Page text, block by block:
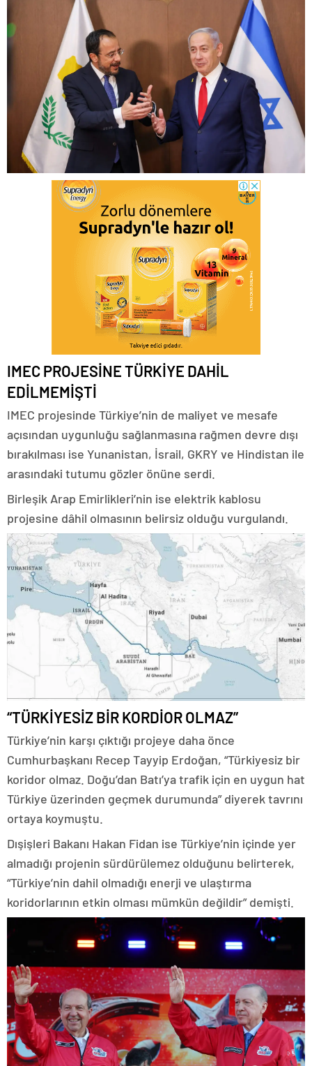
IMEC PROJESİNE TÜRKİYE DAHİL
EDİLMEMİŞTİ
IMEC projesinde Türkiye’nin de maliyet ve mesafe
açısından uygunluğu sağlanmasına rağmen devre dışı
bırakılması ise Yunanistan, İsrail, GKRY ve Hindistan ile
arasındaki tutumu gözler önüne serdi.
Birleşik Arap Emirlikleri’nin ise elektrik kablosu
projesine dâhil olmasının belirsiz olduğu vurgulandı.
“TÜRKİYESİZ BİR KORDİOR OLMAZ”
Türkiye’nin karşı çıktığı projeye daha önce
Cumhurbaşkanı Recep Tayyip Erdoğan, “Türkiyesiz bir
koridor olmaz. Doğu’dan Batı’ya trafik için en uygun hat
Türkiye üzerinden geçmek durumunda” diyerek tavrını
ortaya koymuştu.
Dışişleri Bakanı Hakan Fidan ise Türkiye’nin içinde yer
almadığı projenin sürdürülemez olduğunu belirterek,
“Türkiye’nin dahil olmadığı enerji ve ulaştırma
koridorlarının etkin olması mümkün değildir” demişti.